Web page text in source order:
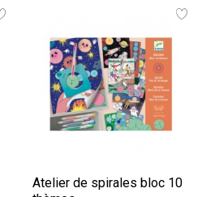
Atelier de spirales bloc 10